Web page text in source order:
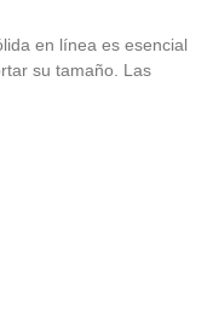
en línea es esencial
su tamaño. Las